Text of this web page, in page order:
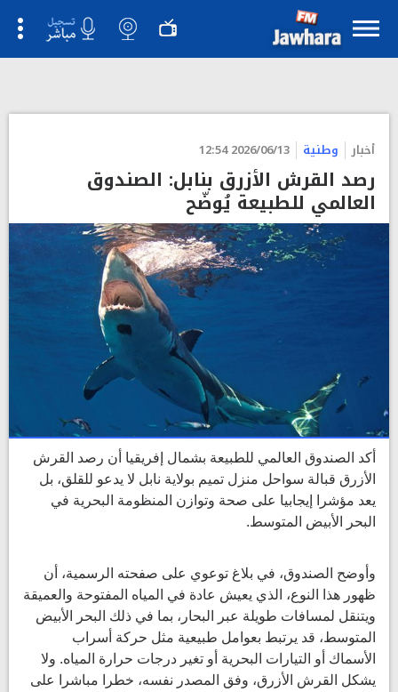
أخبار وطنية 2026/06/13 12:54
رصد القرش الأزرق بنابل: الصندوق
العالمي للطبيعة يُوضّح
أكد الصندوق العالمي للطبيعة بشمال إفريقيا أن رصد القرش
الأزرق قبالة سواحل منزل تميم بولاية نابل لا يدعو للقلق، بل
يعد مؤشرا إيجابيا على صحة وتوازن المنظومة البحرية في
البحر الأبيض المتوسط.
وأوضح الصندوق، في بلاغ توعوي على صفحته الرسمية، أن
ظهور هذا النوع، الذي يعيش عادة في المياه المفتوحة والعميقة
ويتنقل لمسافات طويلة عبر البحار، بما في ذلك البحر الأبيض
المتوسط، قد يرتبط بعوامل طبيعية مثل حركة أسراب
الأسماك أو التيارات البحرية أو تغير درجات حرارة المياه. ولا
يشكل القرش الأزرق، وفق المصدر نفسه، خطرا مباشرا على